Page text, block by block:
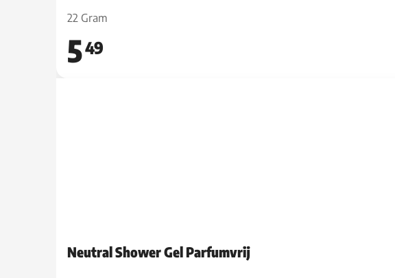
22 Gram
549
Neutral Shower Gel Parfumvrij